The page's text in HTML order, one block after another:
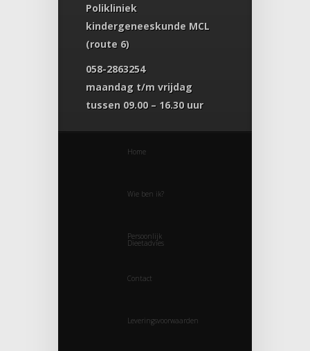
Polikliniek
kindergeneeskunde MCL
(route 6)
058-2863254
maandag t/m vrijdag
tussen 09.00 – 16.30 uur
Home
Wie ben ik?
Persoonlijk
Dieetadvies
Contact
Leveringsvoorwaarden